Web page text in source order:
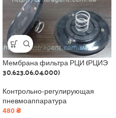
Мембрана фильтра РЦИ (РЦИЭ
30.623.06.04.000)
Контрольно-регулирующая
пневмоаппаратура
480₴